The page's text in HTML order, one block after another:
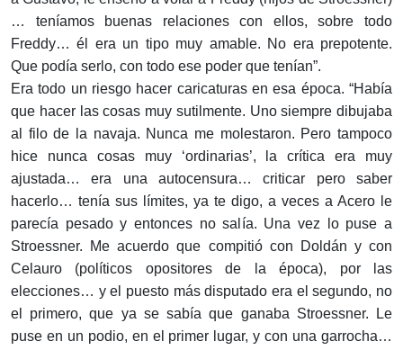
… teníamos buenas relaciones con ellos, sobre todo
Freddy… él era un tipo muy amable. No era prepotente.
Que podía serlo, con todo ese poder que tenían”.
Era todo un riesgo hacer caricaturas en esa época. “Había
que hacer las cosas muy sutilmente. Uno siempre dibujaba
al filo de la navaja. Nunca me molestaron. Pero tampoco
hice nunca cosas muy ‘ordinarias’, la crítica era muy
ajustada… era una autocensura… criticar pero saber
hacerlo… tenía sus límites, ya te digo, a veces a Acero le
parecía pesado y entonces no salía. Una vez lo puse a
Stroessner. Me acuerdo que compitió con Doldán y con
Celauro (políticos opositores de la época), por las
elecciones… y el puesto más disputado era el segundo, no
el primero, que ya se sabía que ganaba Stroessner. Le
puse en un podio, en el primer lugar, y con una garrocha…